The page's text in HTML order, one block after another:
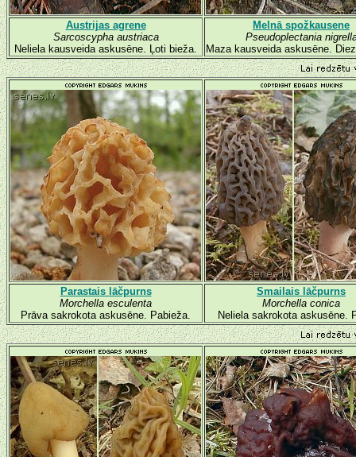
Austrijas agrene
Sarcoscypha austriaca
Neliela kausveida askusēne. Ļoti bieža.
Melnā spožkausene
Pseudoplectania
Maza kausveida askusēne.
Parastais lāčpurns
Morchella esculenta
Prāva sakrokota askusēne. Pabieža.
Smailais lāčpurns
Morchella conica
Neliela sakrokota askusēne.